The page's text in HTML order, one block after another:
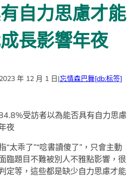
自力思慮才能
長影響年夜
年 12 月 1 日|忘情森巴舞[db:标签]
受訪者以為能否具有自力思慮
夜
“太乖了”“唸書讀傻了”，只會主動
臨題目不難被別人不雅點影響，很
定等，這些都是缺少自力思慮才能